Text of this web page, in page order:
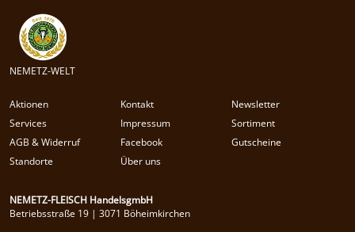
NEMETZ-WELT
Aktionen Kontakt
Newsletter
Services
Impressum
Sortiment
AGB & Widerruf
Facebook
Gutscheine
Standorte
Über uns
NEMETZ-FLEISCH HandelsgmbH
Betriebsstraße 19 | 3071 Böheimkirchen